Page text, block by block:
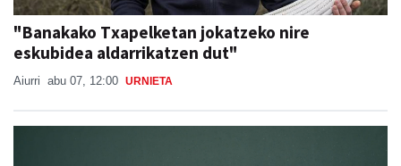
"Banakako Txapelketan jokatzeko nire
eskubidea aldarrikatzen dut"
Aiurri abu 07, 12:00 URNIETA